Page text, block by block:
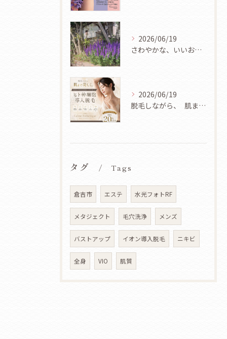
2026/06/19
さわやかな、いいお天気ですね🌿✨
2026/06/19
脱毛しながら、 肌まで美しく✨
タグ Tags
倉吉市 エステ 水光フォトRF
メタジェクト 毛穴洗浄 メンズ
バストアップ イオン導入脱毛 ニキビ
全身 VIO 肌質